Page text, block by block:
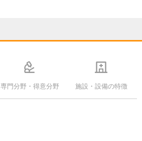
専門分野・得意分野 施設・設備の特徴